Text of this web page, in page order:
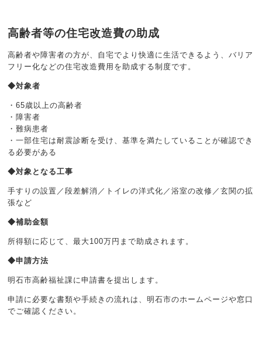
高齢者等の住宅改造費の助成
高齢者や障害者の方が、自宅でより快適に生活できるよう、バリア
フリー化などの住宅改造費用を助成する制度です。
◆対象者
・65歳以上の高齢者
・障害者
・難病患者
・一部住宅は耐震診断を受け、基準を満たしていることが確認でき
る必要がある
◆対象となる工事
手すりの設置／ 段差解消／ トイレの洋式化／ 浴室の改修／ 玄関の拡
張など
◆補助金額
所得額に応じて、最大100万円まで助成されます。
◆申請方法
明石市高齢福祉課に申請書を提出します。
申請に必要な書類や手続きの流れは、明石市のホームページや窓口
でご確認ください。